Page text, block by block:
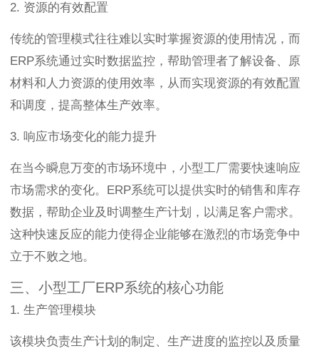
2. 资源的有效配置
传统的管理模式往往难以实时掌握资源的使用情况，而
ERP系统通过实时数据监控，帮助管理者了解设备、原
材料和人力资源的使用效率，从而实现资源的有效配置
和调度，提高整体生产效率。
3. 响应市场变化的能力提升
在当今瞬息万变的市场环境中，小型工厂需要快速响应
市场需求的变化。ERP系统可以提供实时的销售和库存
数据，帮助企业及时调整生产计划，以满足客户需求。
这种快速反应的能力使得企业能够在激烈的市场竞争中
立于不败之地。
三、小型工厂ERP系统的核心功能
1. 生产管理模块
该模块负责生产计划的制定、生产进度的监控以及质量